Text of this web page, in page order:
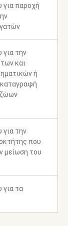
παροχή
την
και
ή
ζώων
την
που
μείωση του
τα